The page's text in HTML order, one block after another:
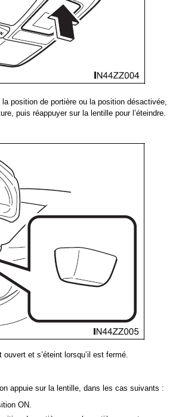
la position de portière ou la position désactivée,
puis réappuyer sur la lentille pour l’éteindre.
et s’éteint lorsqu’il est fermé.
appuie sur la lentille, dans les cas suivants :
ON.